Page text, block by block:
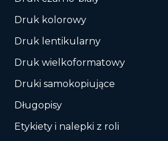
Druk kolorowy
Druk lentikularny
Druk wielkoformatowy
Druki samokopiujące
Długopisy
Etykiety i nalepki z roli